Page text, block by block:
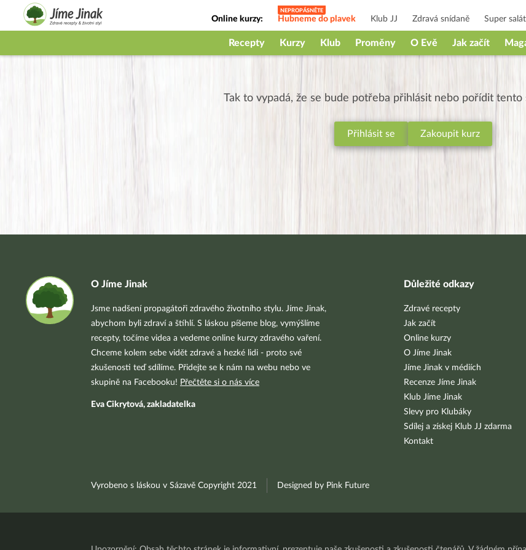
Online kurzy: Hubneme do plavek Klub JJ Zdravá snídaně Super
Jak na babičky
Recepty Kurzy Klub Proměny O Evě Jak začít
Tak to vypadá, že se bude potřeba přihlásit nebo pořídit tento
Přihlásit se Zakoupit kurz
O Jíme Jinak
Jsme nadšení propagátoři zdravého životního stylu. Jíme Jinak,
abychom byli zdraví a štíhlí. S láskou píšeme blog, vymýšlíme
recepty, točíme videa a vedeme online kurzy zdravého vaření.
Chceme kolem sebe vidět zdravé a hezké lidi - proto své
zkušenosti teď sdílíme. Přidejte se k nám na webu nebo ve
skupině na Facebooku! Přečtěte si o nás více
Eva Cikrytová, zakladatelka
Důležité odkazy
Zdravé recepty
Jak začít
Online kurzy
O Jíme Jinak
Jíme Jinak v médiích
Recenze Jíme Jinak
Klub Jíme Jinak
Slevy pro Klubáky
Sdílej a získej Klub JJ zdarma
Kontakt
Vyrobeno s láskou v Sázavě Copyright 2021 Designed by Pink Future